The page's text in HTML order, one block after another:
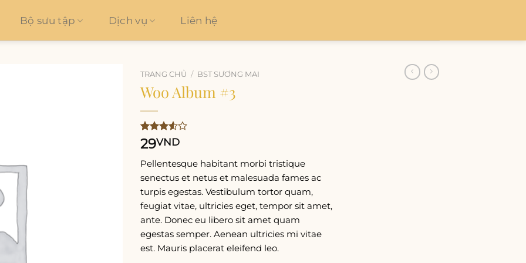
Bộ sưu tập Dịch vụ Liên hệ
TRANG CHỦ / BST SƯƠNG MAI
Woo Album #3
3.50
trên 5
dựa trên
2
đánh
giá
29VND
Pellentesque habitant morbi tristique
senectus et netus et malesuada fames ac
turpis egestas. Vestibulum tortor quam,
feugiat vitae, ultricies eget, tempor sit amet,
ante. Donec eu libero sit amet quam
egestas semper. Aenean ultricies mi vitae
est. Mauris placerat eleifend leo.